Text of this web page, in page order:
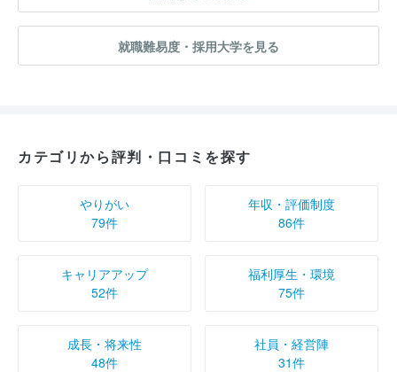
就職難易度・採用大学を見る
カテゴリから評判・口コミを探す
やりがい
79件
年収・評価制度
86件
キャリアアップ
52件
福利厚生・環境
75件
成長・将来性
48件
社員・経営陣
31件